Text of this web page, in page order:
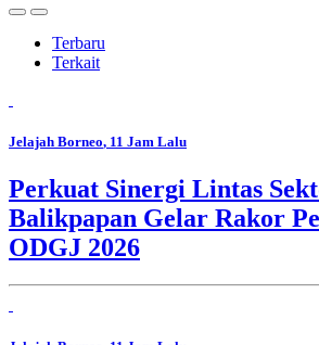
Terbaru
Terkait
Jelajah Borneo, 11 Jam Lalu
Perkuat Sinergi Lintas
Balikpapan Gelar Rakor
ODGJ 2026